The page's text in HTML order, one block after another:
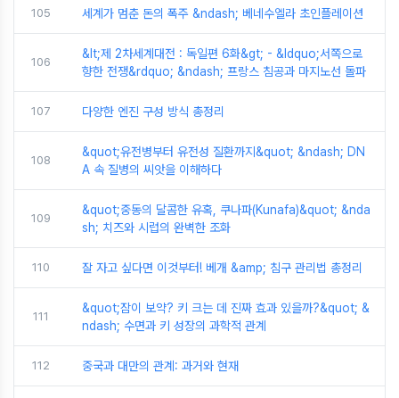
105 세계가 멈춘 돈의 폭주 &ndash; 베네수엘라 초인플레이션
106
&lt;제 2차세계대전 : 독일편 6화&gt; - &ldquo;서쪽으로
향한 전쟁&rdquo; &ndash; 프랑스 침공과 마지노선 돌파
107 다양한 엔진 구성 방식 총정리
108
&quot;유전병부터 유전성 질환까지&quot; &ndash; DN
A 속 질병의 씨앗을 이해하다
109
&quot;중동의 달콤한 유혹, 쿠나파(Kunafa)&quot; &nda
sh; 치즈와 시럽의 완벽한 조화
110 잘 자고 싶다면 이것부터! 베개 &amp; 침구 관리법 총정리
111
&quot;잠이 보약? 키 크는 데 진짜 효과 있을까?&quot; &
ndash; 수면과 키 성장의 과학적 관계
112 중국과 대만의 관계: 과거와 현재